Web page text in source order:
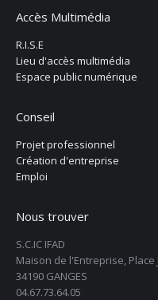
Accès Multimédia
R.I.S.E
Lieu d'accès multimédia
Espace public numérique
Conseil
Projet professionnel
Création d'entreprise
Emploi
Nous trouver
S.C.IC IFAD
Maison de l'Entreprise, Place
34190 GANGES
04.67.73.64.05